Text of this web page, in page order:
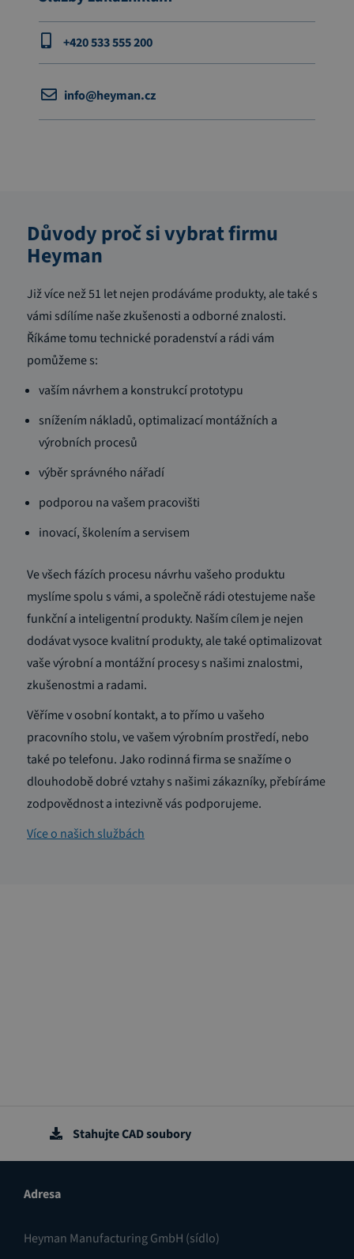
+420 533 555 200
info@heyman.cz
Důvody proč si vybrat firmu
Heyman
Již více než 51 let nejen prodáváme produkty, ale také s
vámi sdílíme naše zkušenosti a odborné znalosti.
Říkáme tomu technické poradenství a rádi vám
pomůžeme s:
vaším návrhem a konstrukcí prototypu
snížením nákladů, optimalizací montážních a
výrobních procesů
výběr správného nářadí
podporou na vašem pracovišti
inovací, školením a servisem
Ve všech fázích procesu návrhu vašeho produktu
myslíme spolu s vámi, a společně rádi otestujeme naše
funkční a inteligentní produkty. Naším cílem je nejen
dodávat vysoce kvalitní produkty, ale také optimalizovat
vaše výrobní a montážní procesy s našimi znalostmi,
zkušenostmi a radami.
Věříme v osobní kontakt, a to přímo u vašeho
pracovního stolu, ve vašem výrobním prostředí, nebo
také po telefonu. Jako rodinná firma se snažíme o
dlouhodobě dobré vztahy s našimi zákazníky, přebíráme
zodpovědnost a intezivně vás podporujeme.
Více o našich službách
Stahujte CAD soubory
Adresa
Heyman Manufacturing GmbH (sídlo)